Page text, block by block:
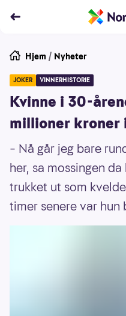
Hjem / Nyheter
JOKER VINNERHISTORIE
Kvinne i 30-
millioner kroner
– Nå går jeg bare
her, sa mossingen
trukket ut som
timer senere var